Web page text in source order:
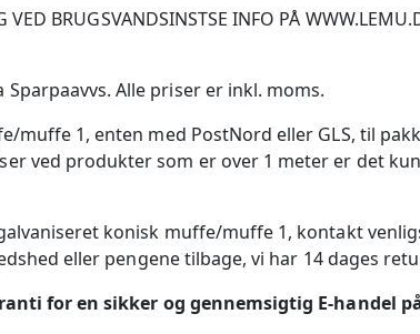
BRUGSVANDSINSTSE INFO PÅ
Sparpaavvs. Alle priser er inkl. moms.
muffe 1, enten med PostNord eller GLS, til
ved produkter som er over 1 meter er det
konisk muffe/muffe 1, kontakt
eller pengene tilbage, vi har 14 dages
for en sikker og gennemsigtig E-handel